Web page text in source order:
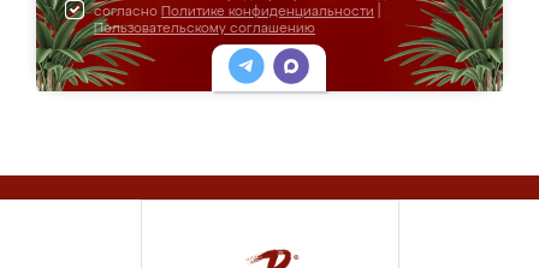
согласно Политике конфиденциальности
Пользовательскому соглашению